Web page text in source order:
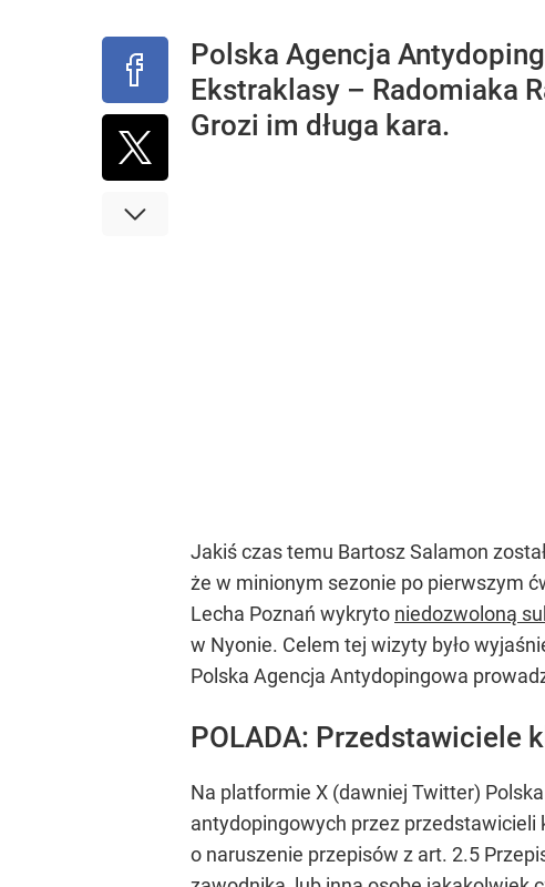
Polska Agencja
Ekstraklasy – Radomiaka
Grozi im długa kara.
Jakiś czas temu Bartosz Salamon
że w minionym sezonie po pierwszym
Lecha Poznań wykryto niedozwoloną
w Nyonie. Celem tej wizyty było
Polska Agencja Antydopingowa
POLADA: Przedstawiciele
Na platformie X (dawniej Twitter)
antydopingowych przez przedstawicieli
o naruszenie przepisów z art. 2.5